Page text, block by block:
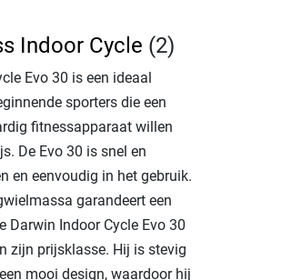
Indoor Cycle (2)
Evo 30 is een ideaal
sporters die een
fitnessapparaat willen
De Evo 30 is snel en
en eenvoudig in het gebruik.
garandeert een
Darwin Indoor Cycle Evo 30
zijn prijsklasse. Hij is stevig
mooi design, waardoor hij